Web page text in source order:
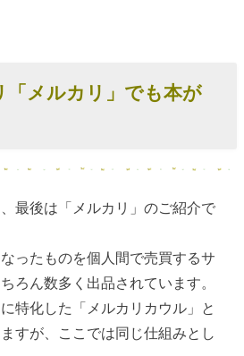
メルカリ」でも本が
最後は「メルカリ」のご紹介で
ったものを個人間で売買するサ
ろん数多く出品されています。
特化した「メルカリカウル」と
すが、ここでは同じ仕組みとし